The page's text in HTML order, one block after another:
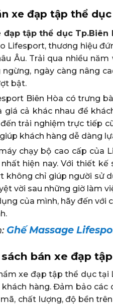
xe đạp tập thể
đạp tập thể dục Tp.Biên
Lifesport, thương hiệu
Âu. Trải qua nhiều
ngày càng nâng
bật.
Biên Hòa có trưng
giá cả khác nhau để
trải nghiệm trực tiếp
khách hàng dễ dàng
chạy bộ cao cấp của
hiện nay. Với thiết
không chỉ giúp người sử
vời sau những giờ làm
của mình, hãy đến với
Ghế Massage
sách bán xe đạp
xe đạp tập thể dục tại
khách hàng. Đảm bảo
chất lượng, độ bền